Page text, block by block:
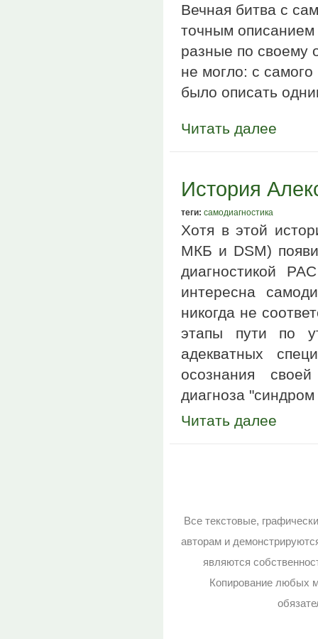
Вечная битва с
точным
разные по своему
не могло: с
было описать
Читать далее
История
теги: самодиагностика
Хотя в этой
МКБ и DSM)
диагностикой
интересна
никогда не
этапы пути по
адекватных
осознания
диагноза
Читать далее
Все текстовые,
авторам и
являются
Копирование любых